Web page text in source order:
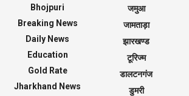
Bhojpuri
Breaking News
Daily News
Education
Gold Rate
Jharkhand News
जमुआ
जामताड़ा
झारखण्ड
टूरिज्म
डालटनगंज
डुमरी